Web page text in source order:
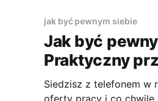
jak być pewnym siebie
Jak być
Praktyczny
Siedzisz z telefonem w
oferty pracy i co chwilę